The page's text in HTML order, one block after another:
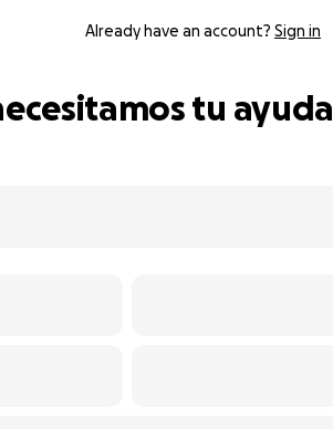
Already have an account? Sign in
tu ayuda